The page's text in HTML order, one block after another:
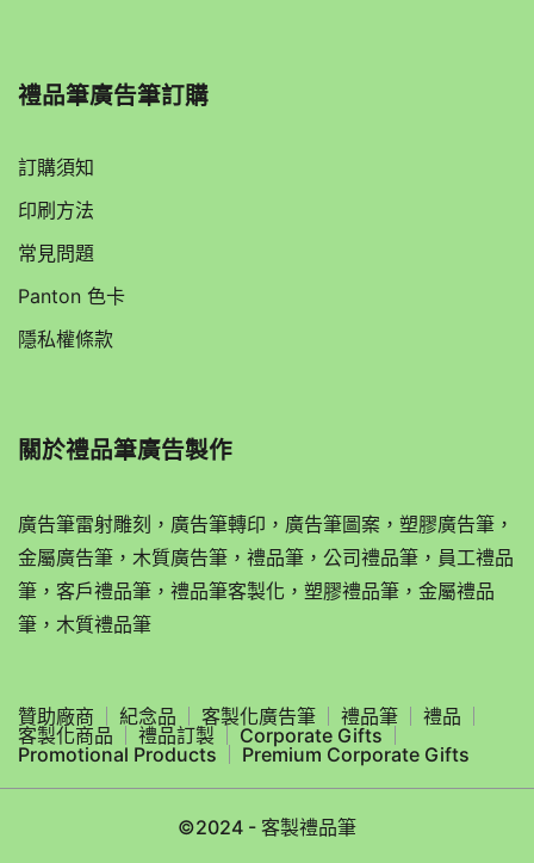
禮品筆廣告筆訂購
訂購須知
印刷方法
常見問題
Panton 色卡
隱私權條款
關於禮品筆廣告製作
廣告筆雷射雕刻，廣告筆轉印，廣告筆圖案，塑膠廣告筆，
金屬廣告筆，木質廣告筆，禮品筆，公司禮品筆，員工禮品
筆，客戶禮品筆，禮品筆客製化，塑膠禮品筆，金屬禮品
筆，木質禮品筆
贊助廠商 紀念品 客製化廣告筆 禮品筆
禮品
客製化商品
禮品訂製
Corporate Gifts
Promotional Products
Premium Corporate Gifts
©2024 - 客製禮品筆